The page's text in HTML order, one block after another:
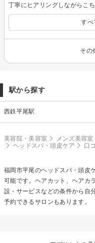
すべ
その
駅から探す
西鉄平尾駅
美容院・美容室 メンズ美容室
ヘッドスパ・頭皮ケア
口
福岡市平尾のヘッドスパ・頭皮
可能です。ヘアカット、ヘアカ
設・サービスなどの条件から自
予約できるサロンもあります。